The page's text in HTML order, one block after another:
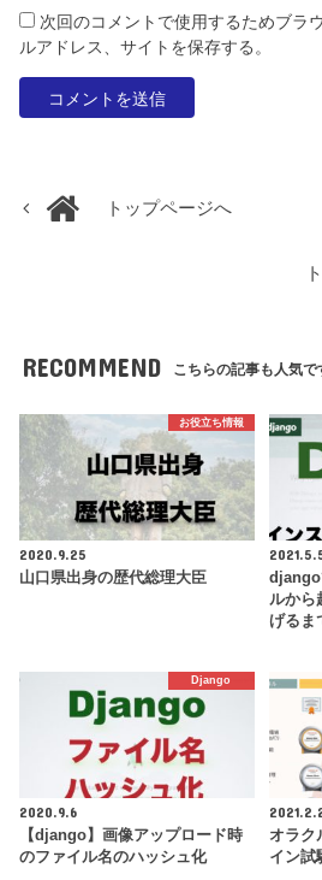
次回のコメントで使用するためブラ
ルアドレス、サイトを保存する。
トップページへ
RECOMMEND こちらの記事も人気で
お役立ち情報
2020.9.25
山口県出身の歴代総理大臣
django
ルから
げるま
Django
2020.9.6
【django】画像アップロード時
のファイル名のハッシュ化
オラク
イン試